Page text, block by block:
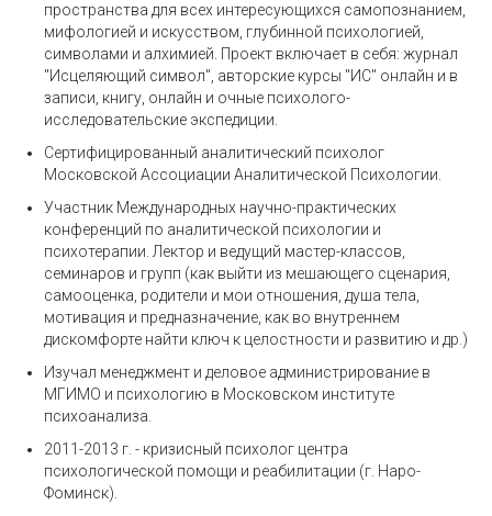
пространства для всех интересующихся самопознанием,
мифологией и искусством, глубинной психологией,
символами и алхимией. Проект включает в себя: журнал
"Исцеляющий символ", авторские курсы "ИС" онлайн и в
записи, книгу, онлайн и очные психолого-
исследовательские экспедиции.
Cертифицированный аналитический психолог
Московской Ассоциации Аналитической Психологии.
Участник Международных научно-практических
конференций по аналитической психологии и
психотерапии. Лектор и ведущий мастер-классов,
семинаров и групп (как выйти из мешающего сценария,
самооценка, родители и мои отношения, душа тела,
мотивация и предназначение, как во внутреннем
дискомфорте найти ключ к целостности и развитию и др.)
Изучал менеджмент и деловое администрирование в
МГИМО и психологию в Московском институте
психоанализа.
2011-2013 г. - кризисный психолог центра
психологической помощи и реабилитации (г. Наро-
Фоминск).